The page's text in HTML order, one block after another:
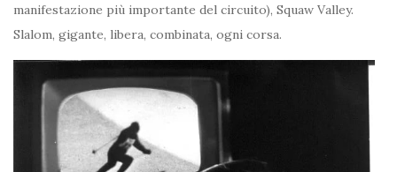
manifestazione più importante del circuito), Squaw Valley.
Slalom, gigante, libera, combinata, ogni corsa.